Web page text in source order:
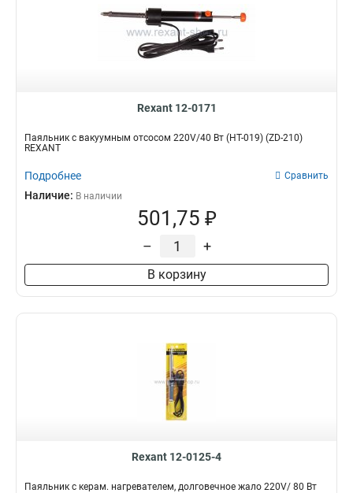
Rexant 12-0171
Паяльник с вакуумным отсосом 220V/40 Вт (HT-019) (ZD-210)
REXANT
Подробнее Сравнить
Наличие: В наличии
501,75 ₽
– +
В корзину
Rexant 12-0125-4
Паяльник с керам. нагревателем, долговечное жало 220V/ 80 Вт